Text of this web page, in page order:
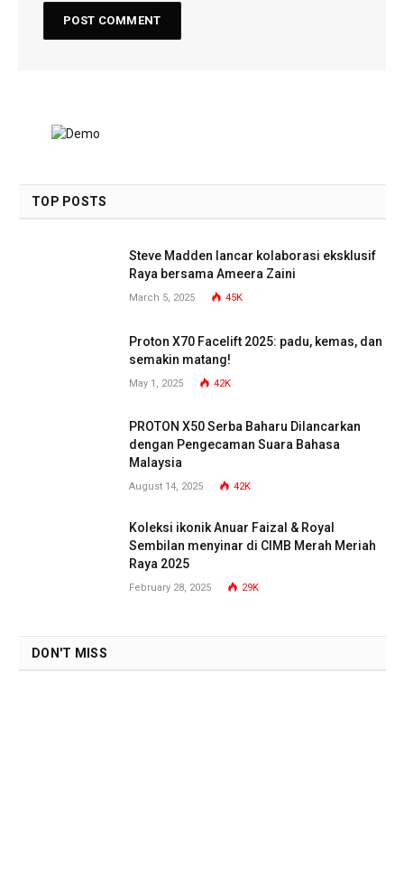
TOP POSTS
Steve Madden lancar kolaborasi eksklusif
Raya bersama Ameera Zaini
March 5, 2025 45K
Proton X70 Facelift 2025: padu, kemas, dan
semakin matang!
May 1, 2025 42K
PROTON X50 Serba Baharu Dilancarkan
dengan Pengecaman Suara Bahasa
Malaysia
August 14, 2025 42K
Koleksi ikonik Anuar Faizal & Royal
Sembilan menyinar di CIMB Merah Meriah
Raya 2025
February 28, 2025 29K
DON'T MISS